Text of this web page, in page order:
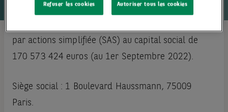
Le présent site a été rédigé et est publié par BNP
par actions simplifiée (SAS) au capital social de
170 573 424 euros (au 1er Septembre 2022).
Siège social : 1 Boulevard Haussmann, 75009
Paris.
Refuser les cookies Autoriser tous les cookies